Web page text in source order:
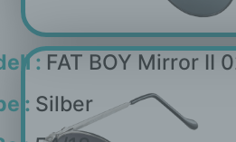
: FAT BOY Mirror II
: Silber